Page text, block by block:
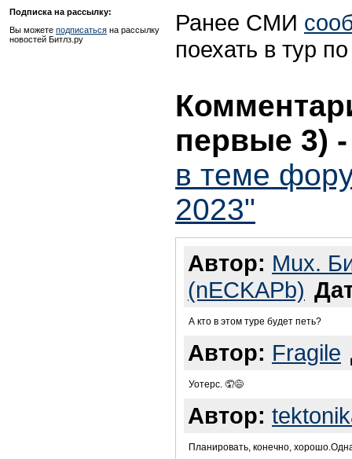
Подписка на рассылку:
Вы можете подписаться на рассылку
новостей Битлз.ру
Ранее СМИ
поехать в тур
первые 3)
в теме
2023"
Автор: Mux.
(nECKAPb)
А кто в этом туре будет петь?
Автор: Fragile
Уотерс. 🤦😅
Автор:
Планировать, конечно,